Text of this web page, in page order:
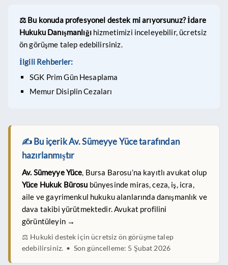
⚖️ Bu konuda profesyonel destek mi arıyorsunuz?İdare
Hukuku Danışmanlığıhizmetimizi inceleyebilir, ücretsiz
ön görüşme talep edebilirsiniz.
İlgili Rehberler:
SGK Prim Gün Hesaplama
Memur Disiplin Cezaları
✍️ Bu içerik Av. Sümeyye Yüce tarafından
hazırlanmıştır
Av. Sümeyye Yüce, Bursa Barosu’na kayıtlı avukat olup
Yüce Hukuk Bürosu bünyesinde miras, ceza, iş, icra,
aile ve gayrimenkul hukuku alanlarında danışmanlık ve
dava takibi yürütmektedir.Avukat profilini
görüntüleyin →
⚖️ Hukuki destek içinücretsiz ön görüşme talep
edebilirsiniz. • Son güncelleme: 5 Şubat 2026